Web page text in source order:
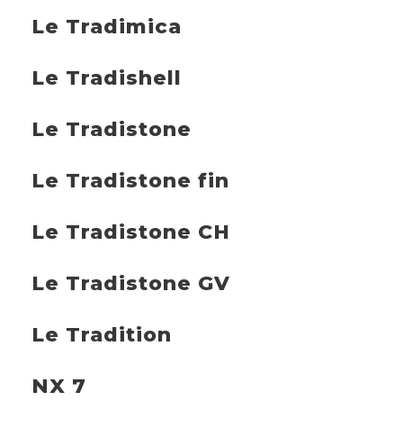
Le Tradimica
Le Tradishell
Le Tradistone
Le Tradistone fin
Le Tradistone CH
Le Tradistone GV
Le Tradition
NX 7